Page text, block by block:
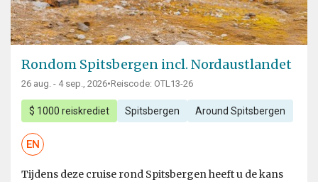
Rondom Spitsbergen incl. Nordaustlandet
26 aug. - 4 sep., 2026•Reiscode: OTL13-26
$ 1000 reiskrediet Spitsbergen Around Spitsbergen
EN
Tijdens deze cruise rond Spitsbergen heeft u de kans